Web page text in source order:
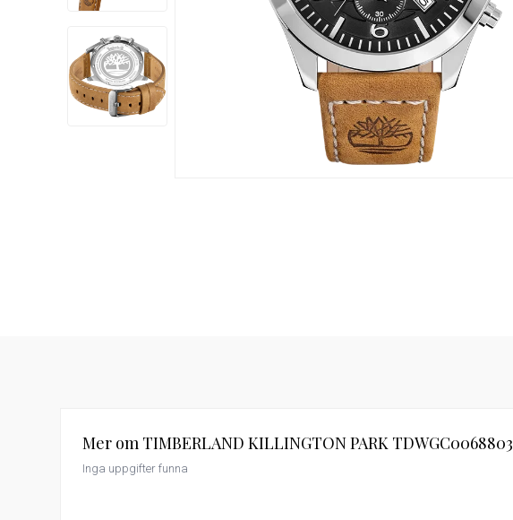
Barnklockor
Mer om TIMBERLAND KILLINGTON PARK TDWGC0068803
Inga uppgifter funna